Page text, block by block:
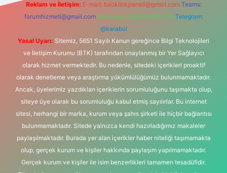
Reklam ve İletişim: E-mail: backlinkpaneli@gmail.com Teams:
forumhizmeti@gmail.com Whatsapp: 0262 606 0 726 Telegram:
@karabul
Yasal Uyarı: Sitemiz, 5651 Sayılı Kanun gereğince Bilgi Teknolojileri
ve İletişim Kurumu (BTK) tarafından onaylanmış bir Yer Sağlayıcı
olarak hizmet vermektedir. Bu nedenle, sitedeki içerikleri proaktif
olarak denetleme veya araştırma yükümlülüğümüz bulunmamaktadır.
Ancak, üyelerimiz yazdıkları içeriklerin sorumluluğunu taşımakta olup,
siteye üye olarak bu sorumluluğu kabul etmiş sayılırlar. Bu internet
sitesi, herhangi bir marka, kurum veya şahıs şirketi ile hiçbir bağlantısı
bulunmamaktadır. Sitede yalnızca kendi hazırladığımız makaleler
paylaşılmaktadır. Burada yer alan içerikler haber niteliği taşımamakta
olup, gerçek kurum ve kişiler hakkında paylaşım yapılmamaktadır.
Gerçek kurum ve kişiler ile isim benzerlikleri tamamen tesadüfidir.